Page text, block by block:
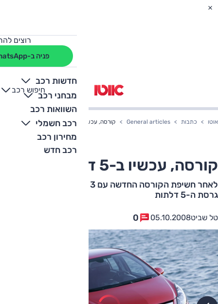
רוצים
פניה ב-WhatsApp
חדשות רכב
מבחני רכב
השוואות רכב
רכב חשמלי
מחירון רכב
רכב חדש
חיפוש רכב
+
-
אוטו כתבות General articles קורסה, עכשיו ב-5 דלתות
קורסה, עכשיו ב-5 דלתות
גרסת ה-5 דלתות
טל שביט05.10.2008
0